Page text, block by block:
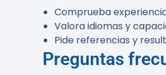
Comprueba
Valora idiomas y
Pide referencias y
Preguntas